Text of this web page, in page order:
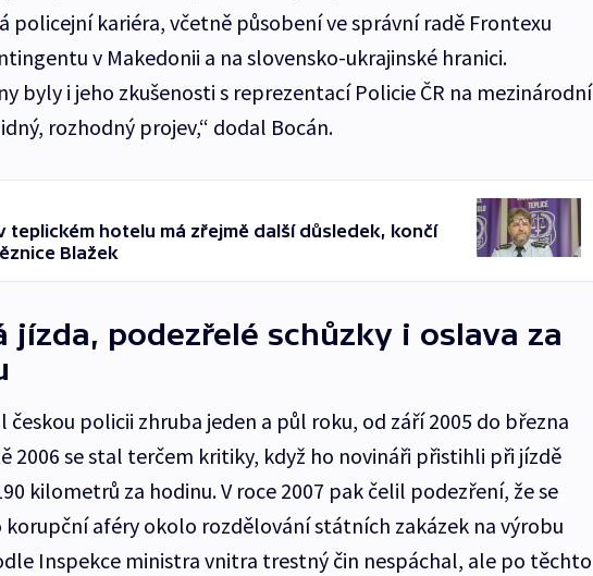
policejní kariéra, včetně působení ve správní radě Frontexu
v Makedonii a na slovensko-ukrajinské hranici.
byly i jeho zkušenosti s reprezentací Policie ČR na mezinárodní
rozhodný projev,“ dodal Bocán.
teplickém hotelu má zřejmě další důsledek, končí
Blažek
jízda, podezřelé schůzky i oslava za
českou policii zhruba jeden a půl roku, od září 2005 do března
2006 se stal terčem kritiky, když ho novináři přistihli při jízdě
kilometrů za hodinu. V roce 2007 pak čelil podezření, že se
aféry okolo rozdělování státních zakázek na výrobu
Inspekce ministra vnitra trestný čin nespáchal, ale po těchto